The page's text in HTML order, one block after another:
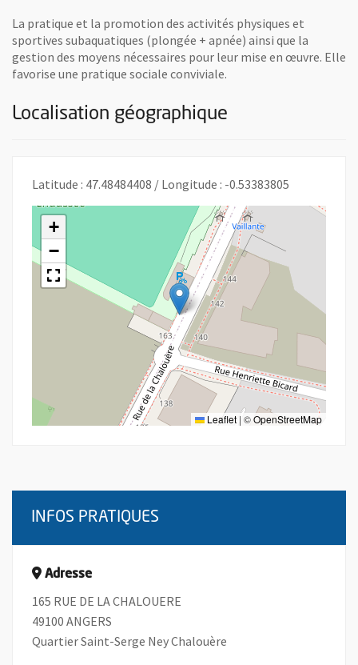
La pratique et la promotion des activités physiques et
sportives subaquatiques (plongée + apnée) ainsi que la
gestion des moyens nécessaires pour leur mise en œuvre. Elle
favorise une pratique sociale conviviale.
Localisation géographique
Latitude : 47.48484408 / Longitude : -0.53383805
+
−
Leaflet | ©OpenStreetMap
INFOS PRATIQUES
Adresse
165 RUE DE LA CHALOUERE
49100 ANGERS
Quartier Saint-Serge Ney Chalouère